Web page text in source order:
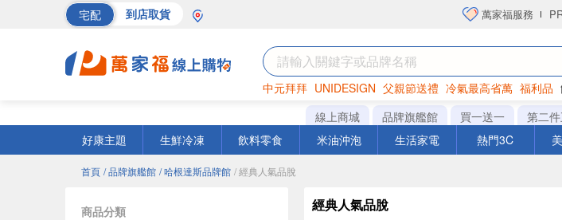
宅配 到店取貨 萬家福服務
中元拜拜 UNIDESIGN 父親節送禮 冷氣最高省萬 福利品
罐頭 海苔 洋芋片
線上商城 品牌旗艦館 買一送一 第二
好康主題
生鮮冷凍 飲料零食 米油沖泡 生活家電 熱門3C
首頁 / 品牌旗艦館 / 哈根達斯品牌館 / 經典人氣品脫
商品分類
經典人氣品脫